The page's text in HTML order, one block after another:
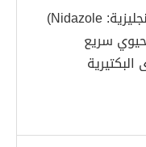
النيدازول يتكون دواء نيدازول (بالإنجليزية: Nidazole)
سريع